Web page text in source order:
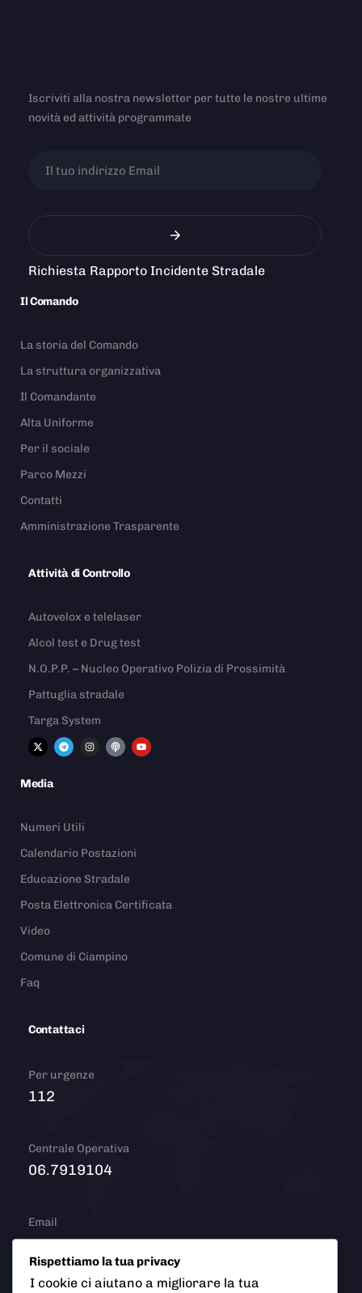
Iscriviti alla nostra newsletter per tutte le nostre ultime
novità ed attività programmate
Richiesta Rapporto Incidente Stradale
Il Comando
La storia del Comando
La struttura organizzativa
Il Comandante
Alta Uniforme
Per il sociale
Parco Mezzi
Contatti
Amministrazione Trasparente
Attività di Controllo
Autovelox e telelaser
Alcol test e Drug test
N.O.P.P. – Nucleo Operativo Polizia di Prossimità
Pattuglia stradale
Targa System
Media
Numeri Utili
Calendario Postazioni
Educazione Stradale
Posta Elettronica Certificata
Video
Comune di Ciampino
Faq
Contattaci
Per urgenze
112
Centrale Operativa
06.7919104
Email
info@polizialocaleciampino.it
Rispettiamo la tua privacy
I cookie ci aiutano a migliorare la tua